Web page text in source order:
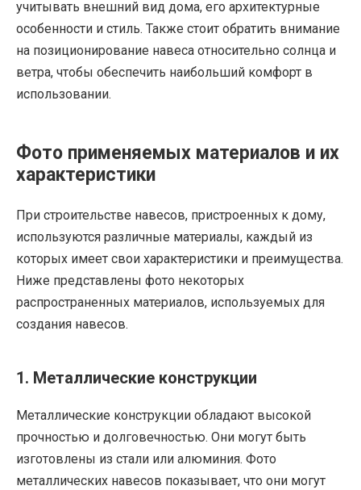
учитывать внешний вид дома, его архитектурные
особенности и стиль. Также стоит обратить внимание
на позиционирование навеса относительно солнца и
ветра, чтобы обеспечить наибольший комфорт в
использовании.
Фото применяемых материалов и их
характеристики
При строительстве навесов, пристроенных к дому,
используются различные материалы, каждый из
которых имеет свои характеристики и преимущества.
Ниже представлены фото некоторых
распространенных материалов, используемых для
создания навесов.
1. Металлические конструкции
Металлические конструкции обладают высокой
прочностью и долговечностью. Они могут быть
изготовлены из стали или алюминия. Фото
металлических навесов показывает, что они могут